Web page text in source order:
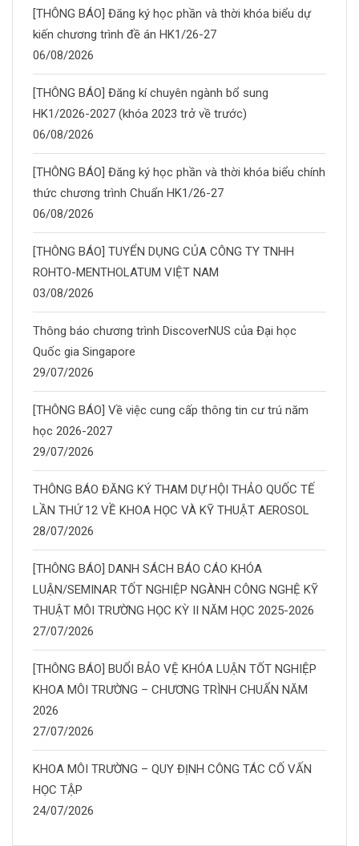
[THÔNG BÁO] Đăng ký học phần và thời khóa biểu dự
kiến chương trình đề án HK1/26-27
06/08/2026
[THÔNG BÁO] Đăng kí chuyên ngành bổ sung
HK1/2026-2027 (khóa 2023 trở về trước)
06/08/2026
[THÔNG BÁO] Đăng ký học phần và thời khóa biểu chính
thức chương trình Chuẩn HK1/26-27
06/08/2026
[THÔNG BÁO] TUYỂN DỤNG CỦA CÔNG TY TNHH
ROHTO-MENTHOLATUM VIỆT NAM
03/08/2026
Thông báo chương trình DiscoverNUS của Đại học
Quốc gia Singapore
29/07/2026
[THÔNG BÁO] Về việc cung cấp thông tin cư trú năm
học 2026-2027
29/07/2026
THÔNG BÁO ĐĂNG KÝ THAM DỰ HỘI THẢO QUỐC TẾ
LẦN THỨ 12 VỀ KHOA HỌC VÀ KỸ THUẬT AEROSOL
28/07/2026
[THÔNG BÁO] DANH SÁCH BÁO CÁO KHÓA
LUẬN/SEMINAR TỐT NGHIỆP NGÀNH CÔNG NGHỆ KỸ
THUẬT MÔI TRƯỜNG HỌC KỲ II NĂM HỌC 2025-2026
27/07/2026
[THÔNG BÁO] BUỔI BẢO VỆ KHÓA LUẬN TỐT NGHIỆP
KHOA MÔI TRƯỜNG – CHƯƠNG TRÌNH CHUẨN NĂM
2026
27/07/2026
KHOA MÔI TRƯỜNG – QUY ĐỊNH CÔNG TÁC CỐ VẤN
HỌC TẬP
24/07/2026